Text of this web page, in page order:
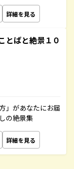
詳細を見る
とばと絶景１０
」があなたにお届
の絶景集
詳細を見る